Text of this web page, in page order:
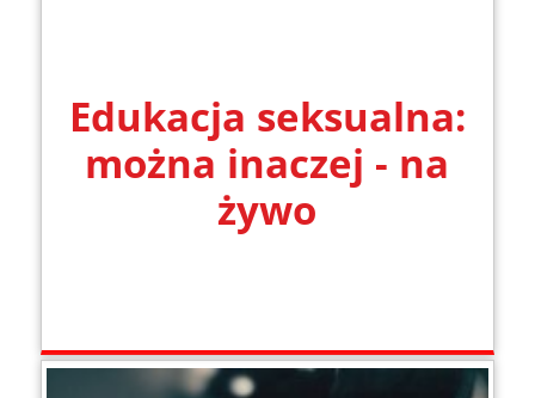
Edukacja seksualna:
można inaczej - na
żywo